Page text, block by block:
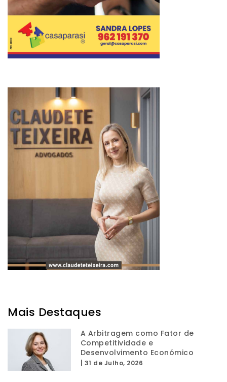
Mais Destaques
A Arbitragem como Fator de
Competitividade e
Desenvolvimento Económico
31 de Julho, 2026